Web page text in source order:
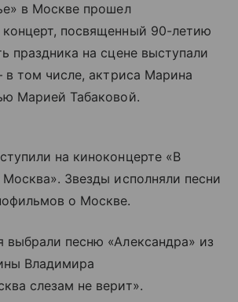
в Москве прошел
посвященный 90-летию
праздника на сцене выступали
в том числе, актриса Марина
Марией Табаковой.
на киноконцерте «В
Звезды исполняли песни
о Москве.
песню «Александра» из
Владимира
слезам не верит».